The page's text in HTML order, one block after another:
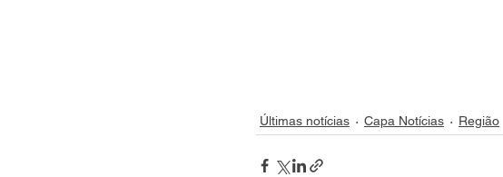
Últimas notícias Capa Notícias Região